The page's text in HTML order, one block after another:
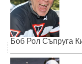
Боб Рол Съпруга